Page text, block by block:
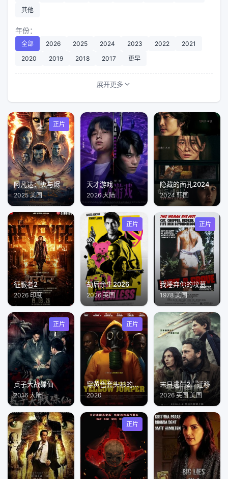
其他
年份：
全部 2026 2025 2024 2023 2022
2021
2020
2019 2018 2017 更早
展开更多
正片
阿凡达：火与烬
2025 美国
天才游戏
2026 大陆
隐藏的面孔2024
2024 韩国
征服者2
2026 印度
正片
劫后余生2026
2026 英国
正片
我唾弃你的坟墓1978
1978 美国
正片
贞子大战碟仙
2016 大陆
正片
穿黄色套头衫的女孩
2020
末日逃生2：迁移
2026 英国,美国
正片